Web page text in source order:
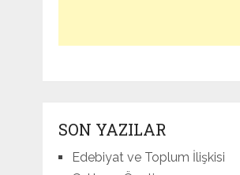
SON YAZILAR
Edebiyat ve Toplum İlişkisi